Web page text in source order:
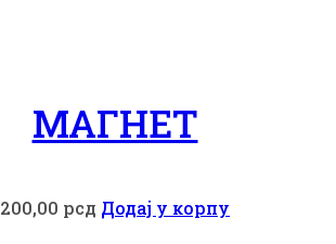
МАГНЕТ
200,00 рсд Додај у корпу